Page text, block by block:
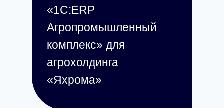
«1С:ERP
Агропромышленный
комплекс» для
агрохолдинга
«Яхрома»